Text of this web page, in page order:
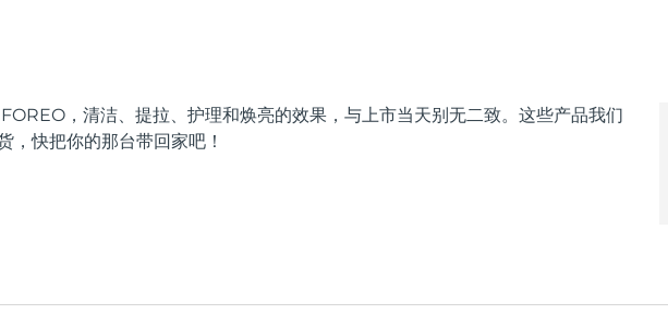
，清洁、提拉、护理和焕亮的效果，与上市当天别无二致。这些产品我们
，快把你的那台带回家吧！